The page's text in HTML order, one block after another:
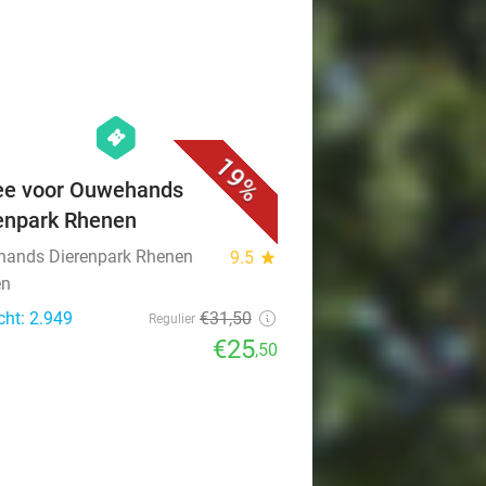
19%
hexagon
events
voor Ouwehands
Rhenen
Dierenpark Rhenen 9.5 star
2.949
Regulier €31,50
€25,50